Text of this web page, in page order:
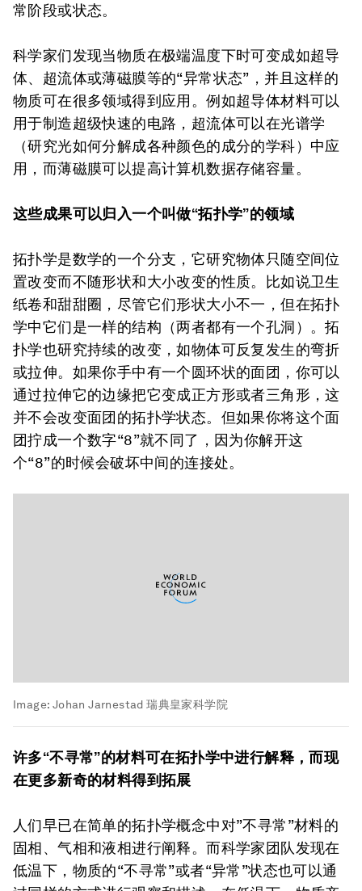
常阶段或状态。
科学家们发现当物质在极端温度下时可变成如超导
体、超流体或薄磁膜等的“异常状态”，并且这样的
物质可在很多领域得到应用。例如超导体材料可以
用于制造超级快速的电路，超流体可以在光谱学
（研究光如何分解成各种颜色的成分的学科）中应
用，而薄磁膜可以提高计算机数据存储容量。
这些成果可以归入一个叫做“拓扑学”的领域
拓扑学是数学的一个分支，它研究物体只随空间位
置改变而不随形状和大小改变的性质。比如说卫生
纸卷和甜甜圈，尽管它们形状大小不一，但在拓扑
学中它们是一样的结构（两者都有一个孔洞）。拓
扑学也研究持续的改变，如物体可反复发生的弯折
或拉伸。如果你手中有一个圆环状的面团，你可以
通过拉伸它的边缘把它变成正方形或者三角形，这
并不会改变面团的拓扑学状态。但如果你将这个面
团拧成一个数字“8”就不同了，因为你解开这
个“8”的时候会破坏中间的连接处。
Image: Johan Jarnestad 瑞典皇家科学院
许多“不寻常”的材料可在拓扑学中进行解释，而现
在更多新奇的材料得到拓展
人们早已在简单的拓扑学概念中对”不寻常”材料的
固相、气相和液相进行阐释。而科学家团队发现在
低温下，物质的“不寻常”或者“异常”状态也可以通